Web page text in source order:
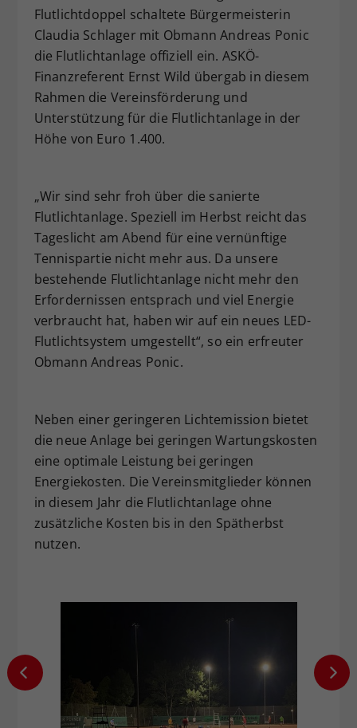
Flutlichtdoppel schaltete Bürgermeisterin
Claudia Schlager mit Obmann Andreas Ponic
die Flutlichtanlage offiziell ein. ASKÖ-
Finanzreferent Ernst Wild übergab in diesem
Rahmen die Vereinsförderung und
Unterstützung für die Flutlichtanlage in der
Höhe von Euro 1.400.
„Wir sind sehr froh über die sanierte
Flutlichtanlage. Speziell im Herbst reicht das
Tageslicht am Abend für eine vernünftige
Tennispartie nicht mehr aus. Da unsere
bestehende Flutlichtanlage nicht mehr den
Erfordernissen entsprach und viel Energie
verbraucht hat, haben wir auf ein neues LED-
Flutlichtsystem umgestellt“, so ein erfreuter
Obmann Andreas Ponic.
Neben einer geringeren Lichtemission bietet
die neue Anlage bei geringen Wartungskosten
eine optimale Leistung bei geringen
Energiekosten. Die Vereinsmitglieder können
in diesem Jahr die Flutlichtanlage ohne
zusätzliche Kosten bis in den Spätherbst
nutzen.
Zweck
Dieser Wert speichert Ihre Consent-
Einstellungen. Unter anderem eine
zufällig generierte ID, für die
historische Speicherung Ihrer
vorgenommen Einstellungen, falls der
Webseiten-Betreiber dies eingestellt
hat.